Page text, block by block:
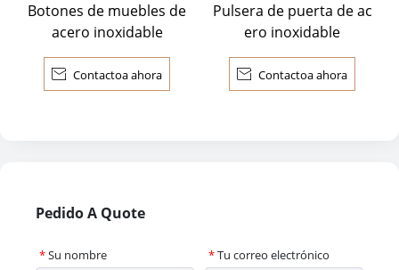
Botones de muebles de
acero inoxidable
 Contactoa ahora
Pulsera de puerta de ac
ero inoxidable
 Contactoa ahora
Pedido A Quote
*Su nombre *Tu correo electrónico